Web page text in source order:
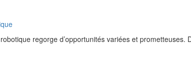
regorge d’opportunités variées et prometteuses.